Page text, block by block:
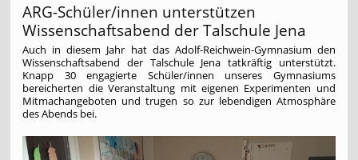
ARG-Schüler/innen unterstützen
Wissenschaftsabend der Talschule Jena
Auch in diesem Jahr hat das Adolf-Reichwein-Gymnasium den
Wissenschaftsabend der Talschule Jena tatkräftig unterstützt.
Knapp 30 engagierte Schüler/innen unseres Gymnasiums
bereicherten die Veranstaltung mit eigenen Experimenten und
Mitmachangeboten und trugen so zur lebendigen Atmosphäre
des Abends bei.